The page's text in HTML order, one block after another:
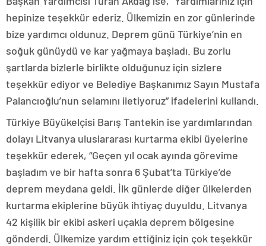
hepinize teşekkür ederiz. Ülkemizin en zor günlerinde
bize yardımcı oldunuz. Deprem günü Türkiye’nin en
soğuk günüydü ve kar yağmaya başladı. Bu zorlu
şartlarda bizlerle birlikte olduğunuz için sizlere
teşekkür ediyor ve Belediye Başkanımız Sayın Mustafa
Palancıoğlu’nun selamını iletiyoruz” ifadelerini kullandı.
Türkiye Büyükelçisi Barış Tantekin ise yardımlarından
dolayı Litvanya uluslararası kurtarma ekibi üyelerine
teşekkür ederek, “Geçen yıl ocak ayında görevime
başladım ve bir hafta sonra 6 Şubat’ta Türkiye’de
deprem meydana geldi. İlk günlerde diğer ülkelerden
kurtarma ekiplerine büyük ihtiyaç duyuldu. Litvanya
42 kişilik bir ekibi askeri uçakla deprem bölgesine
gönderdi. Ülkemize yardım ettiğiniz için çok teşekkür